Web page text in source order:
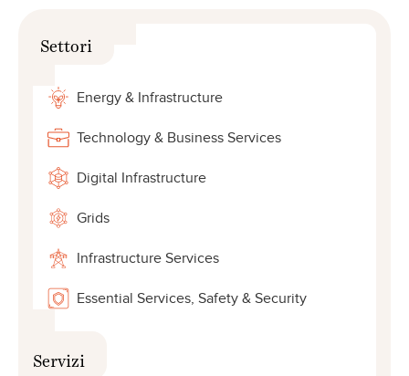
Settori
Energy & Infrastructure
Technology & Business Services
Digital Infrastructure
Grids
Infrastructure Services
Essential Services, Safety & Security
Servizi